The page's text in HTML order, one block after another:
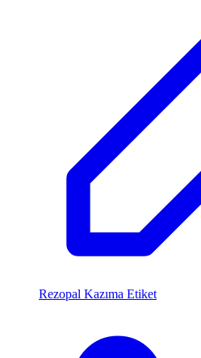
Rezopal Kazıma Etiket